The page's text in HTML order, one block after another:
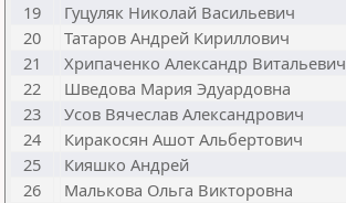
19
Гуцуляк Николай Васильевич
20
Татаров Андрей Кириллович
21
Хрипаченко Александр Витальевич
22
Шведова Мария Эдуардовна
23
Усов Вячеслав Александрович
24
Киракосян Ашот Альбертович
25
Кияшко Андрей
26
Малькова Ольга Викторовна